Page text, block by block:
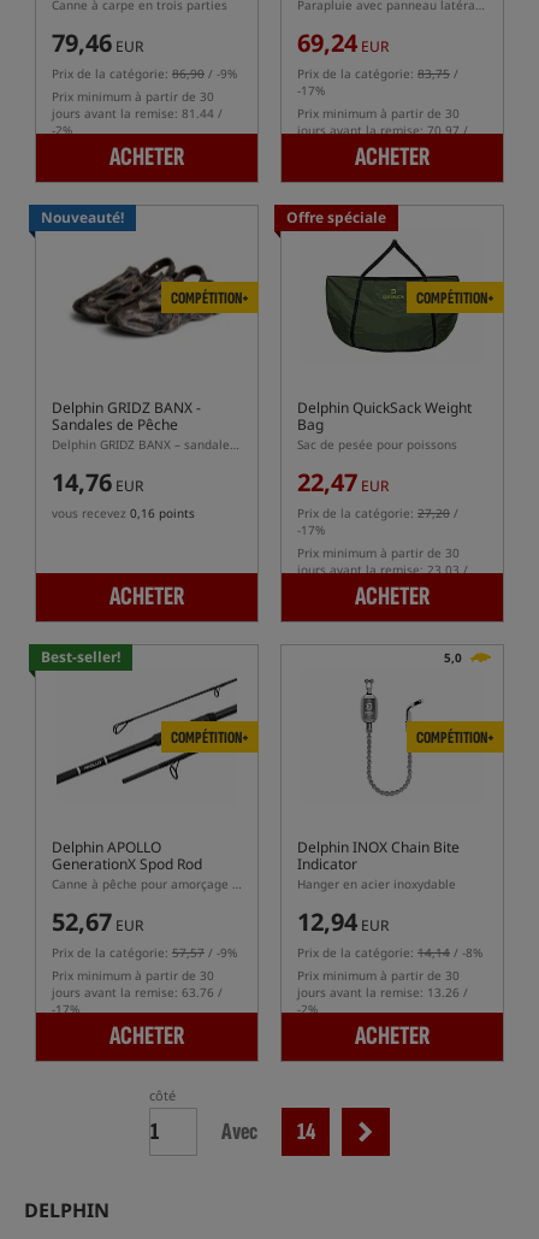
Canne à carpe en trois parties
79,46 EUR
Prix de la catégorie: 86,90 / -9%
Prix minimum à partir de 30
jours avant la remise: 81.44 /
-2%
ACHETER
Parapluie avec panneau latéral complet
69,24 EUR
Prix de la catégorie: 83,75 /
-17%
Prix minimum à partir de 30
jours avant la remise: 70.97 /
ACHETER
Nouveauté!
COMPÉTITION+
Delphin GRIDZ BANX-
Sandales de Pêche
Delphin GRIDZ BANX – sandales de pêche légères en EVA avec sangle réglable
14,76 EUR
vous recevez 0,16 points
ACHETER
Offre spéciale
COMPÉTITION+
Delphin QuickSack Weight
Bag
Sac de pesée pour poissons
22,47 EUR
Prix de la catégorie: 27,20 /
-17%
Prix minimum à partir de 30
jours avant la remise: 23.03 /
ACHETER
Best-seller!
COMPÉTITION+
Delphin APOLLO
GenerationX Spod Rod
Canne à pêche pour amorçage à la fusée amorceuse
52,67 EUR
Prix de la catégorie: 57,57 / -9%
Prix minimum à partir de 30
jours avant la remise: 63.76 /
-17%
ACHETER
5,0
COMPÉTITION+
Delphin INOX Chain Bite
Indicator
Hanger en acier inoxydable
12,94 EUR
Prix de la catégorie: 14,14 / -8%
Prix minimum à partir de 30
jours avant la remise: 13.26 /
-2%
ACHETER
côté
Avec 14
DELPHIN